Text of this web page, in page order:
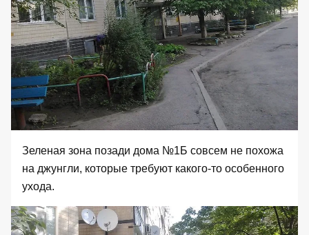
Зеленая зона позади дома №1Б совсем не похожа
на джунгли, которые требуют какого-то особенного
ухода.